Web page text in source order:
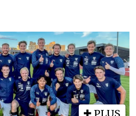
PLUS